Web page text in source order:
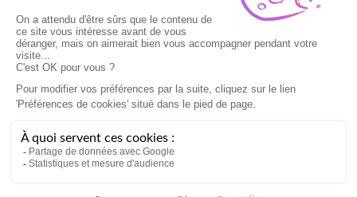
Particuliers, entreprises, professionnels
Notre service client est ouvert du lundi au vendredi de 9h à 18h
Nous contacter